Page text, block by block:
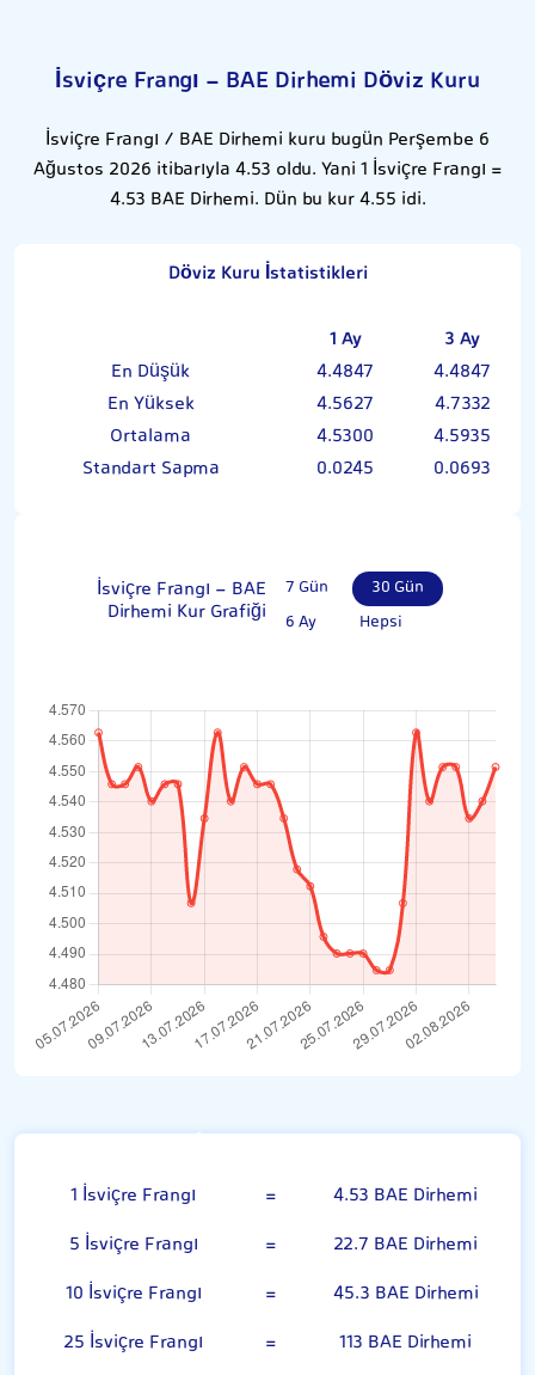
İsviçre Frangı - BAE Dirhemi Döviz Kuru
İsviçre Frangı / BAE Dirhemi kuru bugün Perşembe 6
Ağustos 2026 itibarıyla 4.53 oldu. Yani 1 İsviçre Frangı =
4.53 BAE Dirhemi. Dün bu kur 4.55 idi.
Döviz Kuru İstatistikleri
1 Ay
3 Ay
En Düşük
4.4847
4.4847
En Yüksek
4.5627
4.7332
Ortalama
4.5300
4.5935
Standart Sapma
0.0245 0.0693
İsviçre Frangı - BAE
Dirhemi Kur Grafiği
7 Gün
30 Gün
6 Ay
Hepsi
1 İsviçre Frangı =
4.53 BAE Dirhemi
5 İsviçre Frangı
=
22.7 BAE Dirhemi
10 İsviçre Frangı
=
45.3 BAE Dirhemi
25 İsviçre Frangı
=
113 BAE Dirhemi